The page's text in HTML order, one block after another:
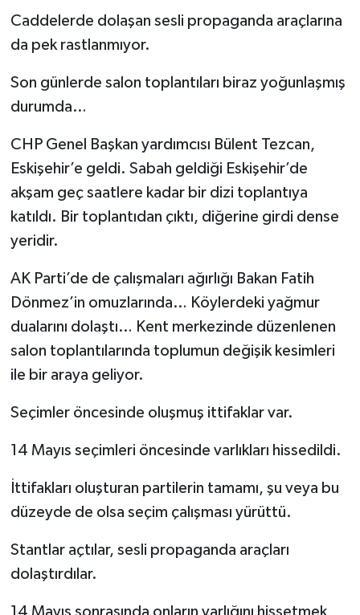
Caddelerde dolaşan sesli propaganda araçlarına
da pek rastlanmıyor.
Son günlerde salon toplantıları biraz yoğunlaşmış
durumda…
CHP Genel Başkan yardımcısı Bülent Tezcan,
Eskişehir’e geldi. Sabah geldiği Eskişehir’de
akşam geç saatlere kadar bir dizi toplantıya
katıldı. Bir toplantıdan çıktı, diğerine girdi dense
yeridir.
AK Parti’de de çalışmaları ağırlığı Bakan Fatih
Dönmez’in omuzlarında… Köylerdeki yağmur
dualarını dolaştı… Kent merkezinde düzenlenen
salon toplantılarında toplumun değişik kesimleri
ile bir araya geliyor.
Seçimler öncesinde oluşmuş ittifaklar var.
14 Mayıs seçimleri öncesinde varlıkları hissedildi.
İttifakları oluşturan partilerin tamamı, şu veya bu
düzeyde de olsa seçim çalışması yürüttü.
Stantlar açtılar, sesli propaganda araçları
dolaştırdılar.
14 Mayıs sonrasında onların varlığını hissetmek